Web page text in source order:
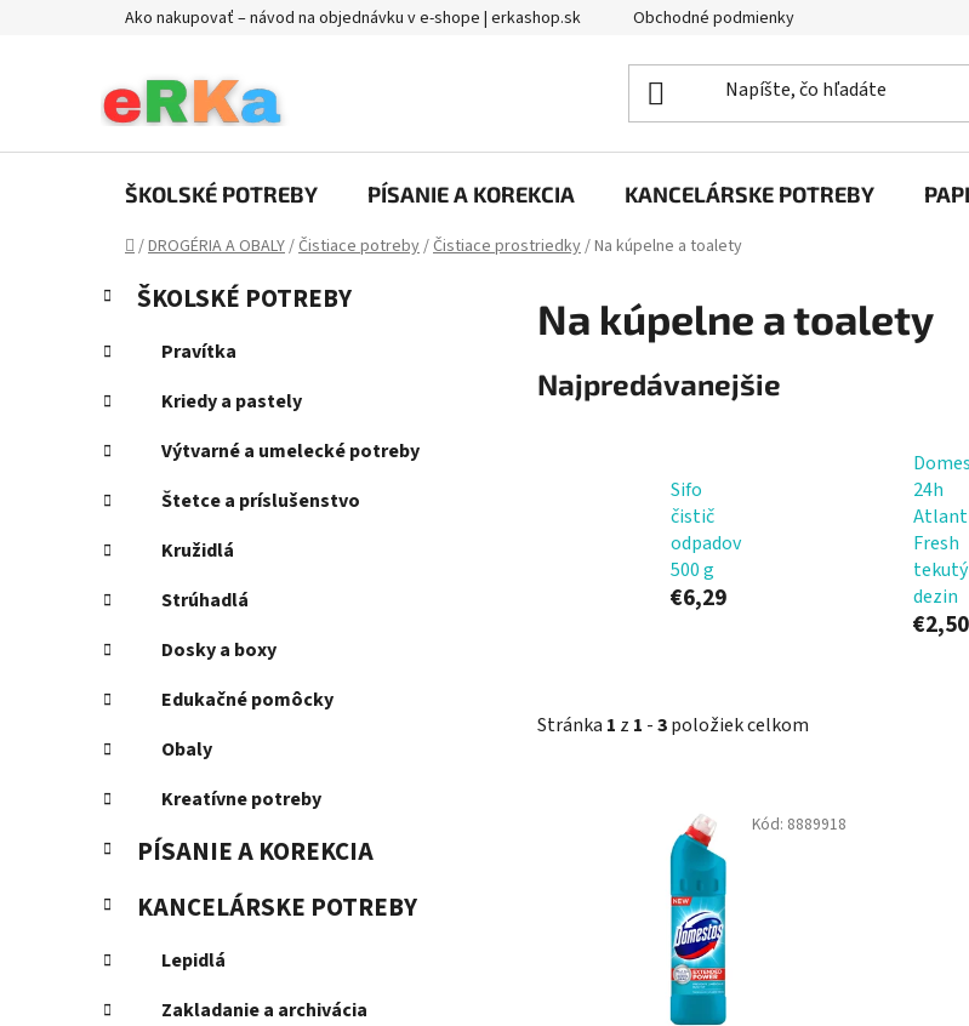
Ako nakupovať – návod na objednávku v e-shope | erkashop.sk Obchodné podmienky
ŠKOLSKÉ POTREBY PÍSANIE A KOREKCIA KANCELÁRSKE POTREBY
Domov
/DROGÉRIA A OBALY/Čistiace potreby/Čistiace prostriedky/Na kúpelne a toalety
B
č
ý
p
n
e
Preskočiť
kategórie
K
a
e
g
ó
r
e
ŠKOLSKÉ POTREBY
Pravítka
Kriedy a pastely
Výtvarné a umelecké potreby
Štetce a príslušenstvo
Kružidlá
Strúhadlá
Dosky a boxy
Edukačné pomôcky
Obaly
Kreatívne potreby
PÍSANIE A KOREKCIA
KANCELÁRSKE POTREBY
Lepidlá
Zakladanie a archivácia
Na kúpelne a toalety
Najpredávanejšie
Sifo
čistič
odpadov
500 g
€6,29
24h
Fresh
tekutý
dezin
€2,50
Stránka 1 z 1 -3položiek celkom
Kód: 8889918